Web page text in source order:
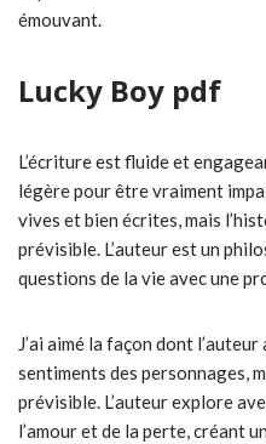
émouvant.
Lucky Boy pdf
L’écriture est fluide et
légère pour être vraiment
vives et bien écrites, mais
prévisible. L’auteur est un
questions de la vie avec une
J’ai aimé la façon dont
sentiments des personnages,
prévisible. L’auteur explore
l’amour et de la perte, créant